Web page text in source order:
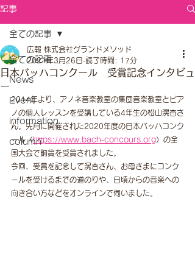
記事
全ての記事
News
Event
information
column
全ての記事
日本バッハコンクール 受賞記念インタビュ
ー
広報 株式会社グランドメソッド
2021年3月26日 読了時間: 17分
2014年より、アノネ音楽教室の集団音楽教室とピア
ノの個人レッスンを受講している4年生の松山滉杏さ
ん。先月に開催された2020年度の日本バッハコンク
ール（https://www.bach-concours.org）の全
国大会で銅賞を受賞されました。
今回、受賞を記念して滉杏さん、お母さまにコンク
ールを受けるまでの道のりや、日頃からの音楽への
向き合い方などをオンラインで伺いました。